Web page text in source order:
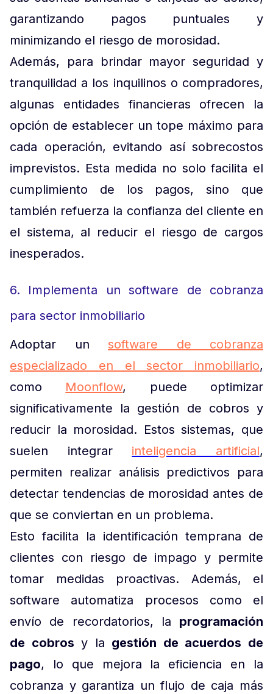
garantizando pagos puntuales y
minimizando el riesgo de morosidad.
Además, para brindar mayor seguridad y
tranquilidad a los inquilinos o compradores,
algunas entidades financieras ofrecen la
opción de establecer un tope máximo para
cada operación, evitando así sobrecostos
imprevistos. Esta medida no solo facilita el
cumplimiento de los pagos, sino que
también refuerza la confianza del cliente en
el sistema, al reducir el riesgo de cargos
inesperados.
6. Implementa un software de cobranza
para sector inmobiliario
Adoptar un software de cobranza
especializado en el sector inmobiliario,
como Moonflow, puede optimizar
significativamente la gestión de cobros y
reducir la morosidad. Estos sistemas, que
suelen integrar inteligencia artificial,
permiten realizar análisis predictivos para
detectar tendencias de morosidad antes de
que se conviertan en un problema.
Esto facilita la identificación temprana de
clientes con riesgo de impago y permite
tomar medidas proactivas. Además, el
software automatiza procesos como el
envío de recordatorios, la programación
de cobros y la gestión de acuerdos de
pago, lo que mejora la eficiencia en la
cobranza y garantiza un flujo de caja más